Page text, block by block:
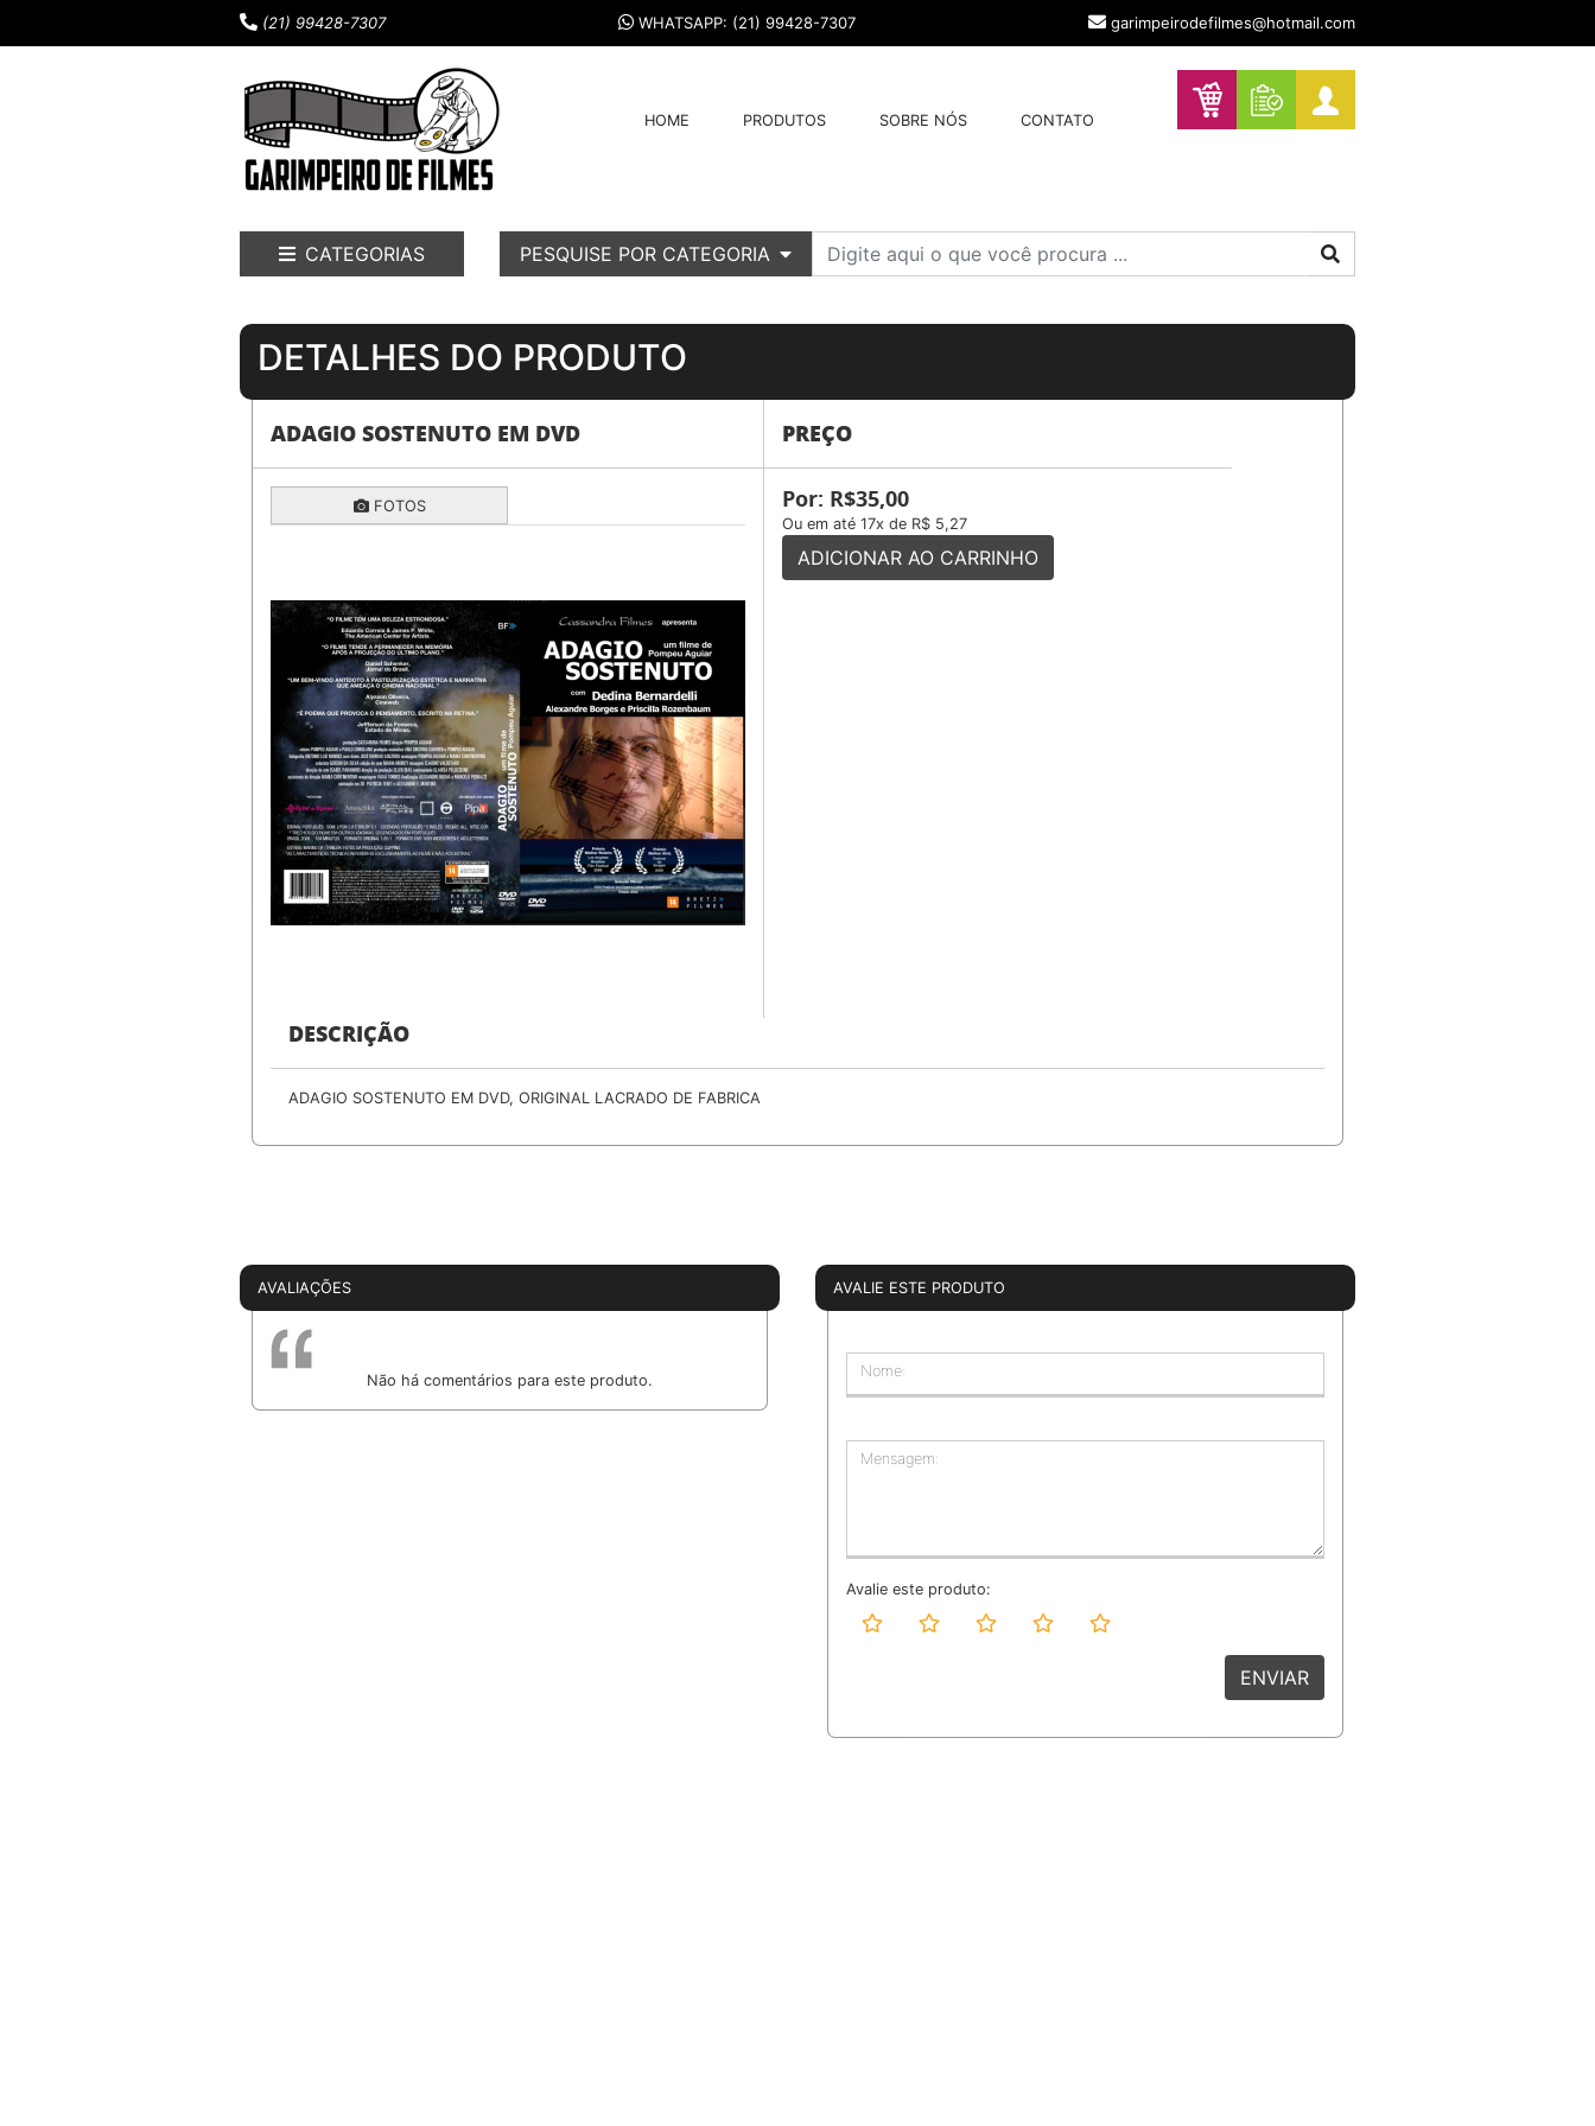
(21) 99428-7307 WHATSAPP: (21) 99428-7307 garimpeirodefilmes@hotmail.com
HOME PRODUTOS SOBRE NÓS CONTATO
CATEGORIAS PESQUISE POR CATEGORIA
DETALHES DO PRODUTO
ADAGIO SOSTENUTO EM DVD
FOTOS
PREÇO
Por: R$35,00
Ou em até 17x de R$ 5,27
ADICIONAR AO CARRINHO
DESCRIÇÃO
ADAGIO SOSTENUTO EM DVD, ORIGINAL LACRADO DE FABRICA
AVALIAÇÕES
Não há comentários para este produto.
AVALIE ESTE PRODUTO
Nome:
Mensagem:
Avalie este produto:
ENVIAR